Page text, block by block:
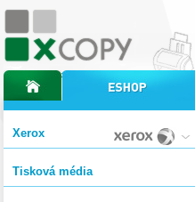
Xerox
Tisková média
úvodní stránka xcopyinternetový obchod xcopy